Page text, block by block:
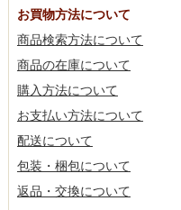
お買物方法について
商品検索方法について
商品の在庫について
購入方法について
お支払い方法について
配送について
包装・梱包について
返品・交換について